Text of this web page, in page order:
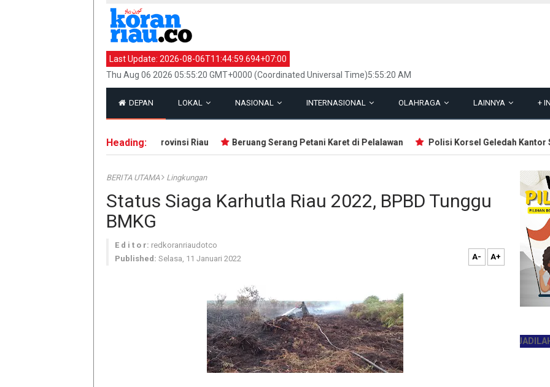
Last Update: 2026-08-06T11:44:59.694+07:00
Thu Aug 06 2026 05:55:20 GMT+0000 (Coordinated Universal Time)5:55:20 AM
DEPAN LOKAL NASIONAL INTERNASIONAL OLAHRAGA LAINNYA +
Heading:
Bibit Pohon Sempena HUT ke-69 Provinsi Riau Beruang Serang Petani Karet di Pelalawan Polisi Korsel Geledah Kantor
BERITA UTAMA Lingkungan
Status Siaga Karhutla Riau 2022, BPBD Tunggu
BMKG
E d i t o r: redkoranriaudotco
Published: Selasa, 11 Januari 2022 A- A+
JADILAH